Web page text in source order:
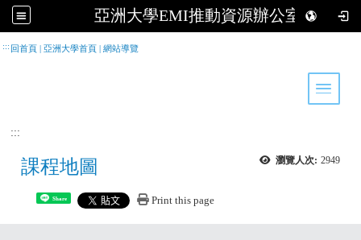
亞洲大學EMI推動資源辦公室
::: 回首頁 |亞洲大學首頁 |網站導覽
Toggle
:::
瀏覽人次: 2949
課程地圖
Share Print this page